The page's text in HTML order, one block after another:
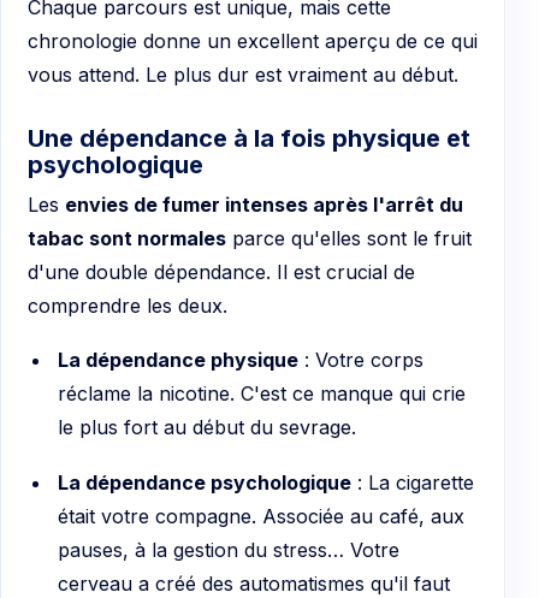
Chaque parcours est unique, mais cette
chronologie donne un excellent aperçu de ce qui
vous attend. Le plus dur est vraiment au début.
Une dépendance à la fois physique et
psychologique
Les envies de fumer intenses après l'arrêt du
tabac sont normales parce qu'elles sont le fruit
d'une double dépendance. Il est crucial de
comprendre les deux.
La dépendance physique: Votre corps
réclame la nicotine. C'est ce manque qui crie
le plus fort au début du sevrage.
La dépendance psychologique: La cigarette
était votre compagne. Associée au café, aux
pauses, à la gestion du stress… Votre
cerveau a créé des automatismes qu'il faut